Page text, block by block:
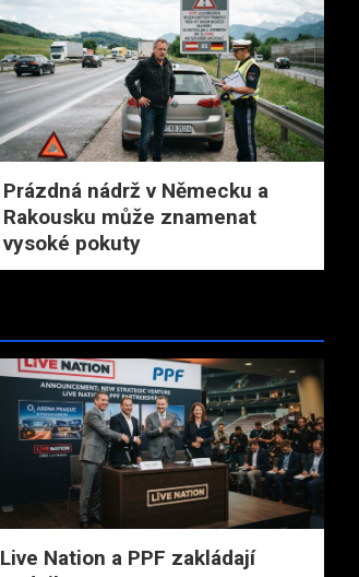
Prázdná nádrž v Německu a
Rakousku může znamenat
vysoké pokuty
Live Nation a PPF zakládají